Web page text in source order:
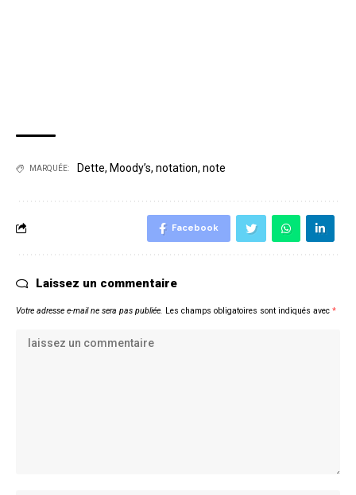
MARQUÉE: Dette, Moody’s, notation, note
Facebook
Laissez un commentaire
Votre adresse e-mail ne sera pas publiée. Les champs obligatoires sont indiqués avec *